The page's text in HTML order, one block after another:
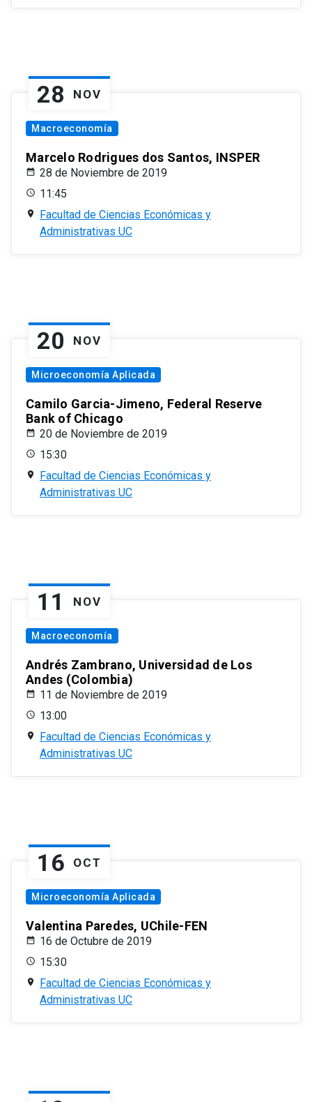
28 NOV
Macroeconomía
Marcelo Rodrigues dos Santos, INSPER
28 de Noviembre de 2019
11:45
Facultad de Ciencias Económicas y
Administrativas UC
20 NOV
Microeconomía Aplicada
Camilo Garcia-Jimeno, Federal Reserve
Bank of Chicago
20 de Noviembre de 2019
15:30
Facultad de Ciencias Económicas y
Administrativas UC
11 NOV
Macroeconomía
Andrés Zambrano, Universidad de Los
Andes (Colombia)
11 de Noviembre de 2019
13:00
Facultad de Ciencias Económicas y
Administrativas UC
16 OCT
Microeconomía Aplicada
Valentina Paredes, UChile-FEN
16 de Octubre de 2019
15:30
Facultad de Ciencias Económicas y
Administrativas UC